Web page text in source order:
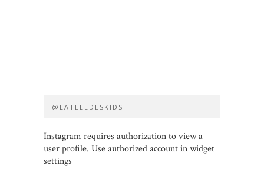
@LATELEDESKIDS
Instagram requires authorization to view a
user profile. Use authorized account in widget
settings